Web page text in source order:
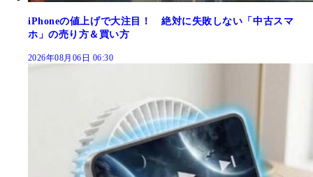
iPhoneの値上げで大注目！ 絶対に失敗しない「中古スマ
ホ」の売り方＆買い方
2026年08月06日 06:30